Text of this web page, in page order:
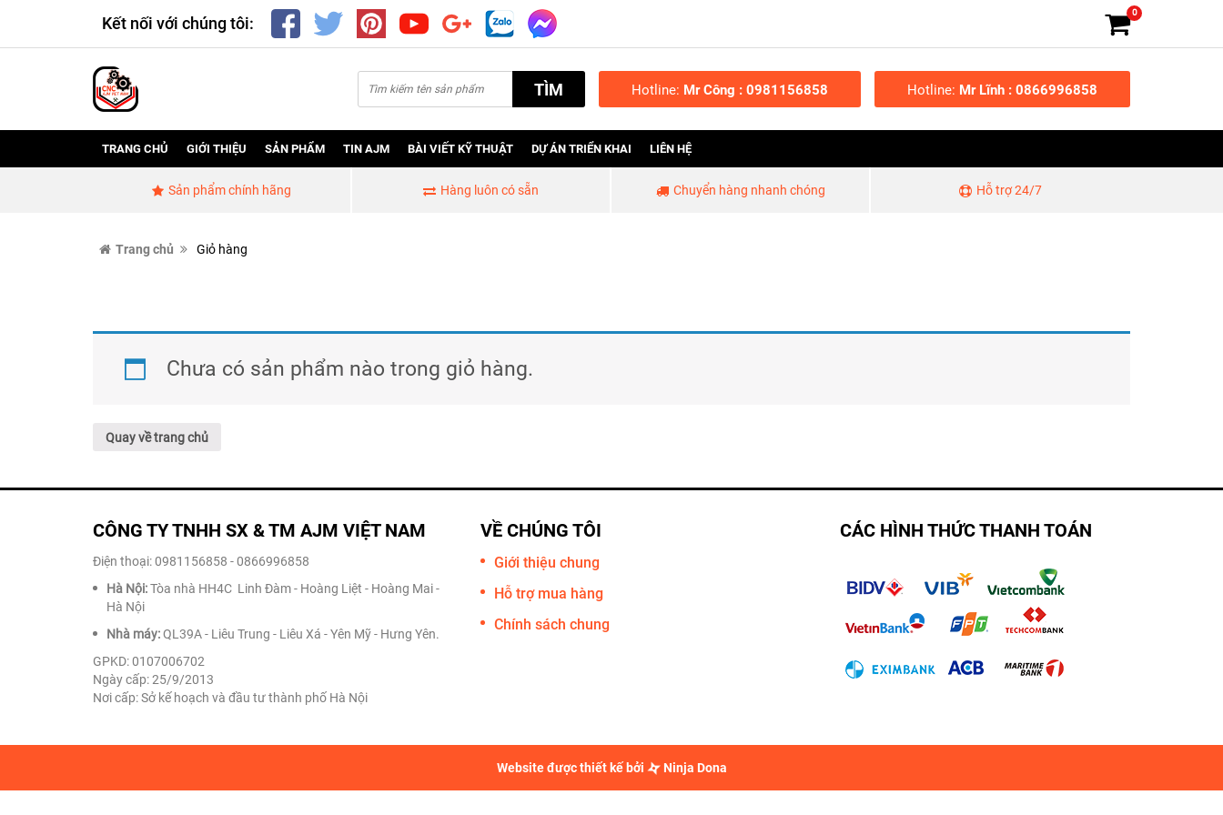
Kết nối với chúng tôi:
0
TÌM Hotline: Mr Công : 0981156858 Hotline: Mr Lĩnh : 0866996858
TRANG CHỦ GIỚI THIỆU SẢN PHẨM TIN AJM BÀI VIẾT KỸ THUẬT DỰ ÁN TRIỂN KHAI LIÊN HỆ
Sản phẩm chính hãng Hàng luôn có sẵn Chuyển hàng nhanh chóng Hỗ trợ 24/7
Trang chủ Giỏ hàng
Chưa có sản phẩm nào trong giỏ hàng.
Quay về trang chủ
CÔNG TY TNHH SX & TM AJM VIỆT NAM
Điện thoại: 0981156858 - 0866996858
Hà Nội:Tòa nhà HH4C Linh Đàm - Hoàng Liệt - Hoàng Mai -
Hà Nội
Nhà máy:QL39A - Liêu Trung - Liêu Xá - Yên Mỹ - Hưng Yên.
GPKD: 0107006702
Ngày cấp: 25/9/2013
Nơi cấp: Sở kế hoạch và đầu tư thành phố Hà Nội
VỀ CHÚNG TÔI
Giới thiệu chung
Hỗ trợ mua hàng
Chính sách chung
CÁC HÌNH THỨC THANH TOÁN
Website được thiết kế bởi Ninja Dona